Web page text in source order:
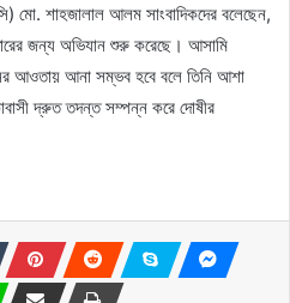
মো. শাহজালাল আলম সাংবাদিকদের বলেছেন,
জন্য অভিযান শুরু করেছে। আসামি
আওতায় আনা সম্ভব হবে বলে তিনি আশা
দ্রুত তদন্ত সম্পন্ন করে দোষীর